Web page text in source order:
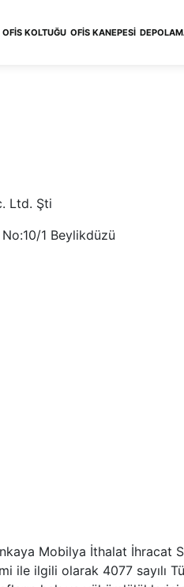
OFIS KOLTUĞU OFIS KANEPESI
Ltd. Şti
1 Beylikdüzü
Mobilya İthalat
ile ilgili olarak 4077 sayılı